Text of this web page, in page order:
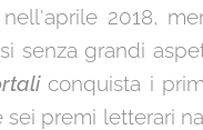
2018,
senza grandi
conquista i
premi letterari